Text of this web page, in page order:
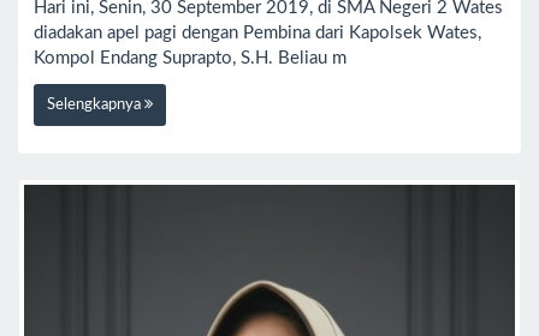
Hari ini, Senin, 30 September 2019, di SMA Negeri 2 Wates
diadakan apel pagi dengan Pembina dari Kapolsek Wates,
Kompol Endang Suprapto, S.H. Beliau m
Selengkapnya